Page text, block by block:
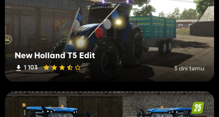
New Holland T5 Edit
1 103 3 dni temu